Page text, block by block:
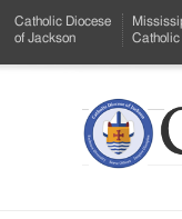
to
Menu
Content
Catholic Diocese
of Jackson
Catholic